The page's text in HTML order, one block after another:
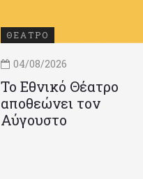
ΘΕΑΤΡΟ
04/08/2026
Το Εθνικό Θέατρο
αποθεώνει τον
Αύγουστο